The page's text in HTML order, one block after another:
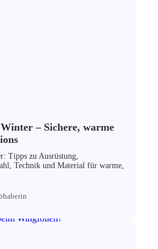
– Sichere, warme
Tipps zu Ausrüstung,
Technik und Material für warme,
Wingfoilen?